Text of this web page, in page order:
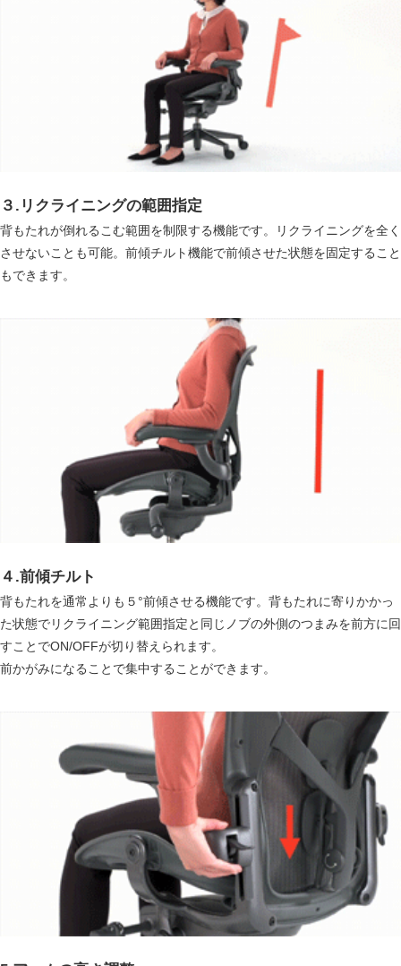
３.リクライニングの範囲指定
背もたれが倒れるこむ範囲を制限する機能です。リクライニングを全く
させないことも可能。前傾チルト機能で前傾させた状態を固定すること
もできます。
４.前傾チルト
背もたれを通常よりも５°前傾させる機能です。背もたれに寄りかかっ
た状態でリクライニング範囲指定と同じノブの外側のつまみを前方に回
すことでON/OFFが切り替えられます。
前かがみになることで集中することができます。